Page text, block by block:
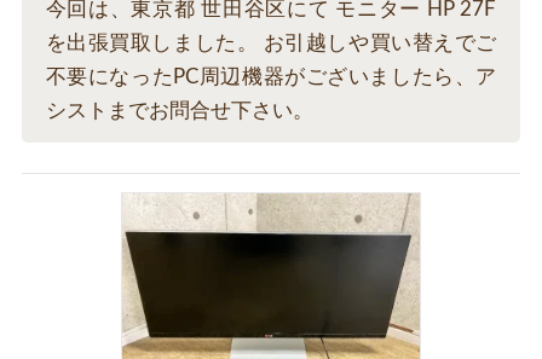
今回は、東京都 世田谷区にて モニター HP 27F
を出張買取しました。 お引越しや買い替えでご
不要になったPC周辺機器がございましたら、ア
シストまでお問合せ下さい。